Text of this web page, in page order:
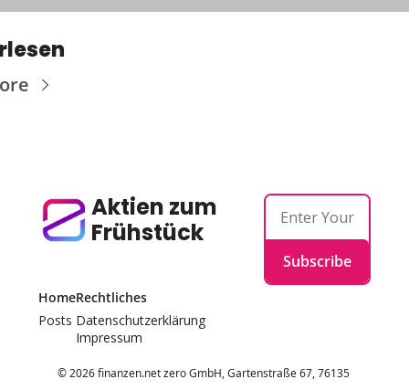
Aktien zum
Frühstück
Subscribe
Home
Posts
Rechtliches
Datenschutzerklärung
Impressum
© 2026 finanzen.net zero GmbH, Gartenstraße 67, 76135